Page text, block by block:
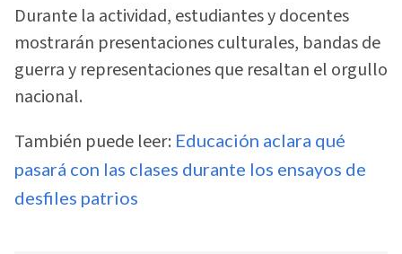
Durante la actividad, estudiantes y docentes
mostrarán presentaciones culturales, bandas de
guerra y representaciones que resaltan el orgullo
nacional.
También puede leer: Educación aclara qué
pasará con las clases durante los ensayos de
desfiles patrios